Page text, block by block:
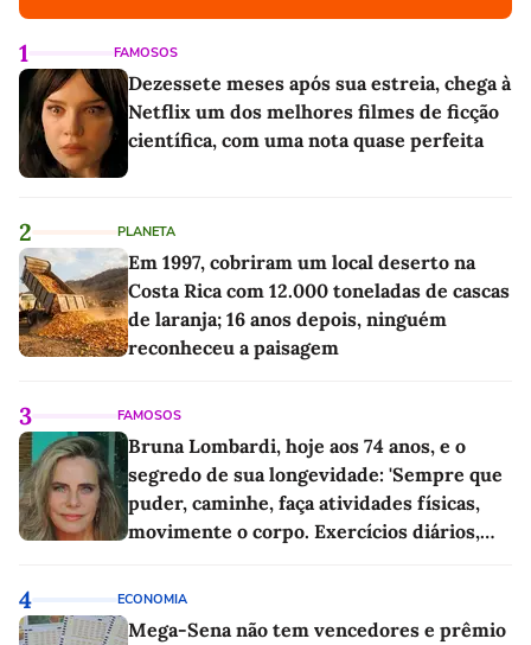
1 FAMOSOS
Dezessete meses após sua estreia, chega à
Netflix um dos melhores filmes de ficção
científica, com uma nota quase perfeita
2 PLANETA
Em 1997, cobriram um local deserto na
Costa Rica com 12.000 toneladas de cascas
de laranja; 16 anos depois, ninguém
reconheceu a paisagem
3 FAMOSOS
Bruna Lombardi, hoje aos 74 anos, e o
segredo de sua longevidade: 'Sempre que
puder, caminhe, faça atividades físicas,
movimente o corpo. Exercícios diários,
4 ECONOMIA
Mega-Sena não tem vencedores e prêmio